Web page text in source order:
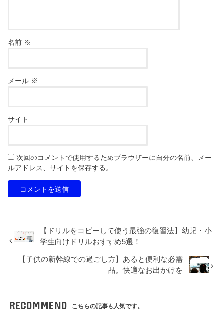
名前 ※
メール ※
サイト
次回のコメントで使用するためブラウザーに自分の名前、メー
ルアドレス、サイトを保存する。
【ドリルをコピーして使う最強の復習法】幼児・小
学生向けドリルおすすめ5選！
【子供の新幹線での過ごし方】あると便利な必需
品。快適なお出かけを
RECOMMEND こちらの記事も人気です。